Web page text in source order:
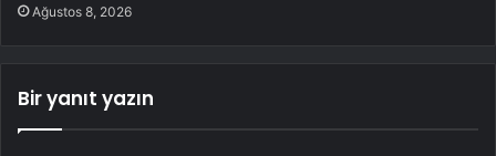
Ağustos 8, 2026
Bir yanıt yazın